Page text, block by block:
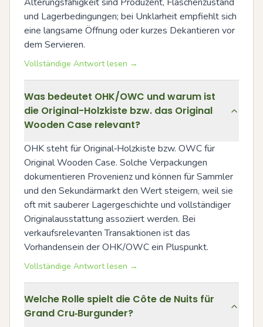
und Lagerbedingungen; bei Unklarheit empfiehlt sich
eine langsame Öffnung oder kurzes Dekantieren vor
dem Servieren.
Vollständige Antwort lesen →
Was bedeutet OHK/OWC und warum ist
die Original-Holzkiste bzw. das Original
Wooden Case relevant?
OHK steht für Original‑Holzkiste bzw. OWC für
Original Wooden Case. Solche Verpackungen
dokumentieren Provenienz und können für Sammler
und den Sekundärmarkt den Wert steigern, weil sie
oft mit sauberer Lagergeschichte und vollständiger
Originalausstattung assoziiert werden. Bei
verkaufsrelevanten Transaktionen ist das
Vorhandensein der OHK/OWC ein Pluspunkt.
Vollständige Antwort lesen →
Welche Rolle spielt die Côte de Nuits für
Grand Cru‑Burgunder?